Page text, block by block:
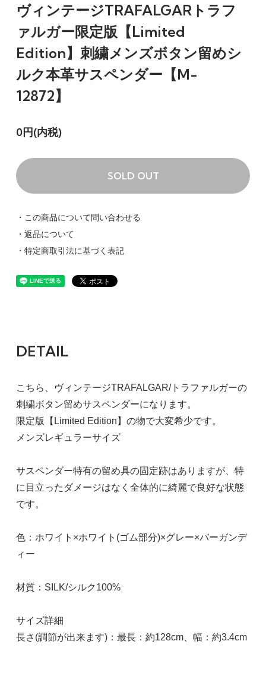
ヴィンテージTRAFALGARトラフ
ァルガー限定版【Limited
Edition】刺繍メンズボタン留めシ
ルク本革サスペンダー【M-
12872】
0円(内税)
SOLD OUT
・この商品について問い合わせる
・返品について
・特定商取引法に基づく表記
DETAIL
こちら、ヴィンテージTRAFALGAR/トラファルガーの
刺繍ボタン留めサスペンダーになります。
限定版【Limited Edition】の物で大変希少です。
メンズレギュラーサイズ
サスペンダー特有の留め具の固定跡はありますが、特
に目立ったダメージはなく全体的に綺麗で良好な状態
です。
色：ホワイト×ホワイト(ゴム部分)×グレー×バーガンデ
ィー
材質：SILK/シルク100%
サイズ詳細
長さ(調節が出来ます)：最長：約128cm、幅：約3.4cm